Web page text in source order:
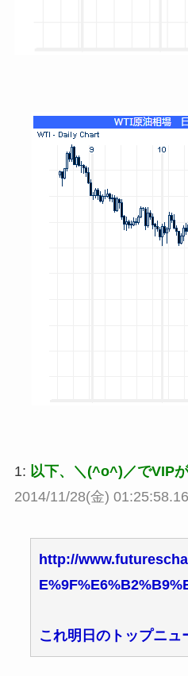
1: 以下、＼(^o^)／でVIP
2014/11/28(金) 01:25:58.16
http://
これ明日のトップニュ